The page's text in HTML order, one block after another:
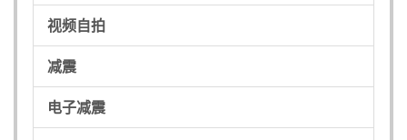
视频自拍
减震
电子减震